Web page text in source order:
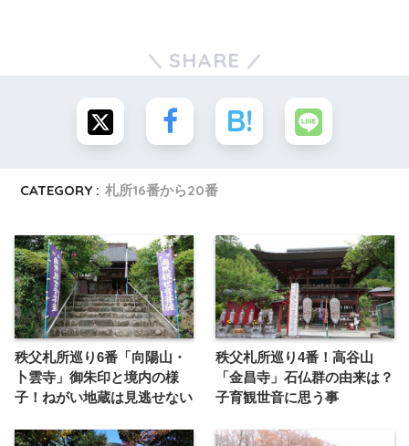
SHARE
CATEGORY : 札所16番から20番
秩父札所巡り6番「向陽山・
卜雲寺」御朱印と境内の様
子！ねがい地蔵は見逃せない
秩父札所巡り4番！高谷山
「金昌寺」石仏群の由来は？
子育観世音に思う事